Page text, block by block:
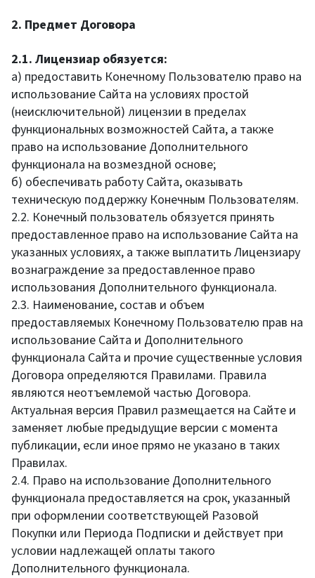
2. Предмет Договора
2.1. Лицензиар обязуется:
а) предоставить Конечному Пользователю право на
использование Сайта на условиях простой
(неисключительной) лицензии в пределах
функциональных возможностей Сайта, а также
право на использование Дополнительного
функционала на возмездной основе;
б) обеспечивать работу Сайта, оказывать
техническую поддержку Конечным Пользователям.
2.2. Конечный пользователь обязуется принять
предоставленное право на использование Сайта на
указанных условиях, а также выплатить Лицензиару
вознаграждение за предоставленное право
использования Дополнительного функционала.
2.3. Наименование, состав и объем
предоставляемых Конечному Пользователю прав на
использование Сайта и Дополнительного
функционала Сайта и прочие существенные условия
Договора определяются Правилами. Правила
являются неотъемлемой частью Договора.
Актуальная версия Правил размещается на Сайте и
заменяет любые предыдущие версии с момента
публикации, если иное прямо не указано в таких
Правилах.
2.4. Право на использование Дополнительного
функционала предоставляется на срок, указанный
при оформлении соответствующей Разовой
Покупки или Периода Подписки и действует при
условии надлежащей оплаты такого
Дополнительного функционала.